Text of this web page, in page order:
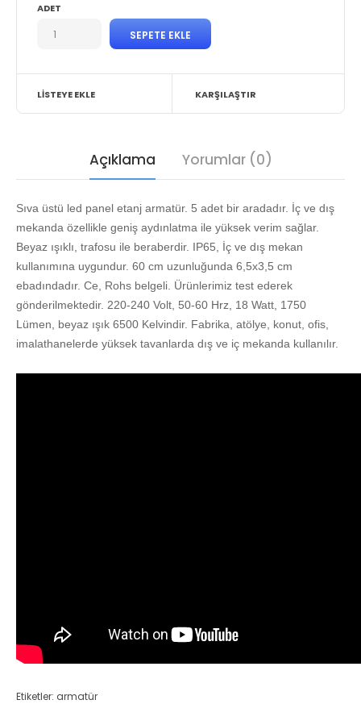
ADET
LISTEYE EKLE KARŞILAŞTIR
Açıklama Yorumlar (0)
Sıva üstü led panel etanj armatür. 5 adet bir aradadır. İç ve dış
mekanda özellikle geniş aydınlatma ile yüksek verim sağlar.
Beyaz ışıklı, trafosu ile beraberdir. IP65, İç ve dış mekan
kullanımına uygundur. 60 cm uzunluğunda 6,5x3,5 cm
ebadındadır. Ce, Rohs belgeli. Ürünlerimiz test ederek
gönderilmektedir. 220-240 Volt, 50-60 Hrz, 18 Watt, 1750
Lümen, beyaz ışık 6500 Kelvindir. Fabrika, atölye, konut, ofis,
imalathanelerde yüksek tavanlarda dış ve iç mekanda kullanılır.
Etiketler: armatür